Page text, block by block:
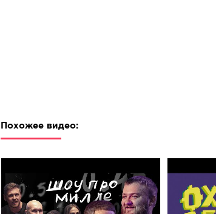
Похожее видео: